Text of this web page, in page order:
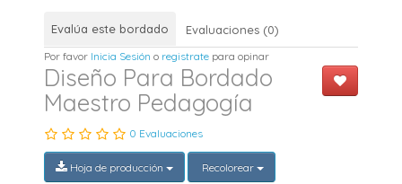
Evalúa este bordado Evaluaciones (0)
Por favor Inicia Sesión o registrate para opinar
Diseño Para Bordado
Maestro Pedagogía
0 Evaluaciones
Hoja de producción Recolorear